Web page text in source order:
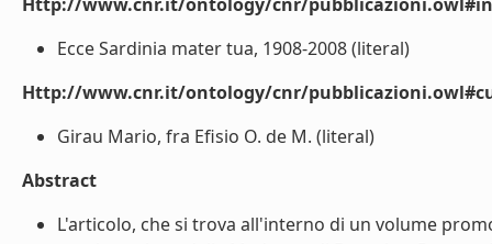
Ecce Sardinia mater tua, 1908-2008 (literal)
Http://www.cnr.it/ontology/cnr/
Girau Mario, fra Efisio O. de M. (literal)
Abstract
L'articolo, che si trova all'interno di un volume